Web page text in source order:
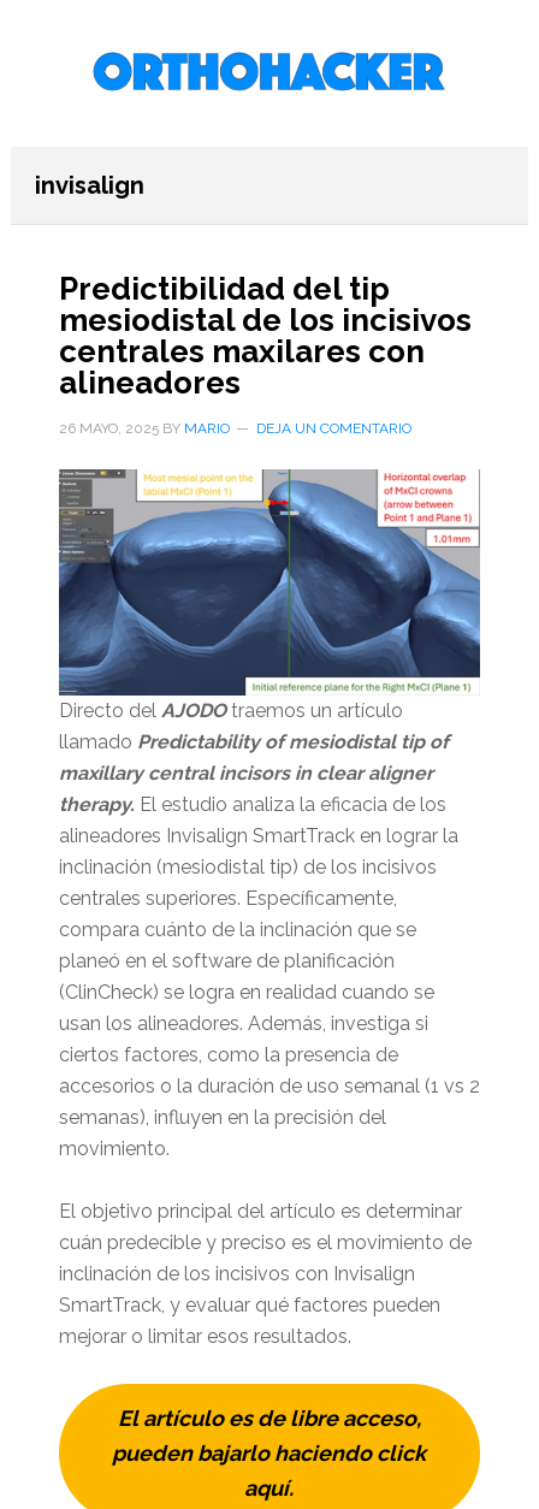
primaria
invisalign
Predictibilidad del tip
mesiodistal de los incisivos
centrales maxilares con
alineadores
26 MAYO, 2025BY MARIO DEJA UN COMENTARIO
Directo del AJODOtraemos un artículo
llamado Predictability of mesiodistal tip of
maxillary central incisors in clear aligner
therapy. El estudio analiza la eficacia de los
alineadores Invisalign SmartTrack en lograr la
inclinación (mesiodistal tip) de los incisivos
centrales superiores. Específicamente,
compara cuánto de la inclinación que se
planeó en el software de planificación
(ClinCheck) se logra en realidad cuando se
usan los alineadores. Además, investiga si
ciertos factores, como la presencia de
accesorios o la duración de uso semanal (1 vs 2
semanas), influyen en la precisión del
movimiento.
El objetivo principal del artículo es determinar
cuán predecible y preciso es el movimiento de
inclinación de los incisivos con Invisalign
SmartTrack, y evaluar qué factores pueden
mejorar o limitar esos resultados.
El artículo es de libre acceso,
pueden bajarlo haciendo click
aquí.